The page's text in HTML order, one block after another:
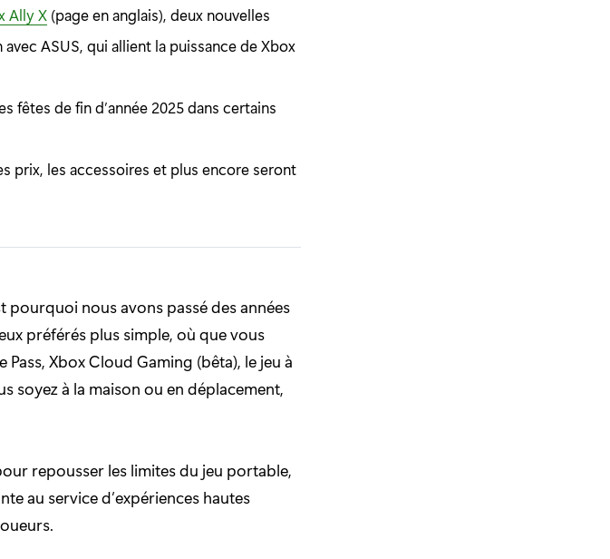
Ally X (page en anglais), deux nouvelles
ASUS, qui allient la puissance de Xbox
fêtes de fin d’année 2025 dans certains
prix, les accessoires et plus encore seront
pourquoi nous avons passé des années
préférés plus simple, où que vous
Xbox Cloud Gaming (bêta), le jeu à
soyez à la maison ou en déplacement,
repousser les limites du jeu portable,
au service d’expériences hautes